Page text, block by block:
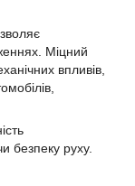
Міцний
впливів,
безпеку руху.